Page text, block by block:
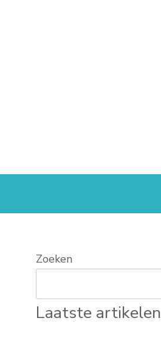
Zoeken
Laatste artikelen